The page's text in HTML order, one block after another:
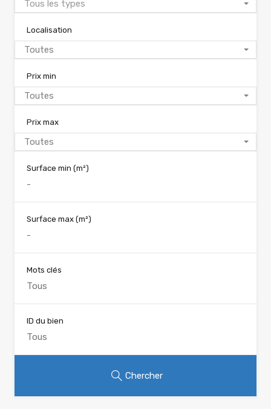
Tous les types
Localisation
Toutes
Prix min
Toutes
Prix max
Toutes
Surface min (m²)
Surface max (m²)
Mots clés
ID du bien
Chercher